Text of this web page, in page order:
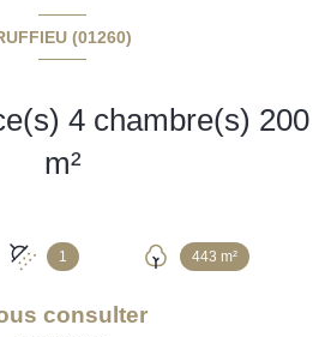
(01260)
m²
1 443 m²
consulter